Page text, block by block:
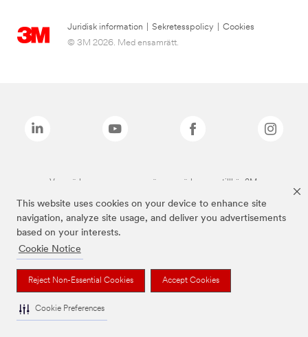
This website uses cookies on your device to enhance site
navigation, analyze site usage, and deliver you advertisements
based on your interests.
Cookie Notice
Reject Non-Essential Cookies Accept Cookies
Cookie Preferences
Juridisk information Sekretesspolicy
Cookies
© 3M 2026. Med ensamrätt.
Varumärken som anges ovan är varumärken som tillhör 3M.